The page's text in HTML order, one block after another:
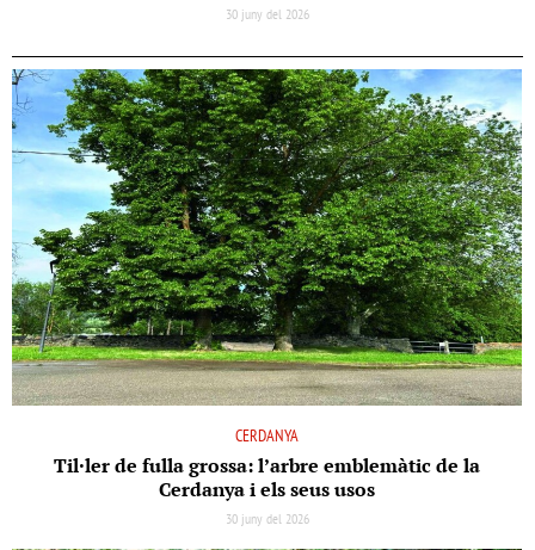
30 juny del 2026
CERDANYA
Til·ler de fulla grossa: l’arbre emblemàtic de la
Cerdanya i els seus usos
30 juny del 2026